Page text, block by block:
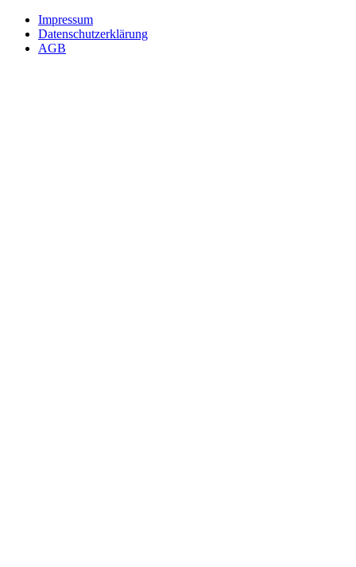
Impressum
Datenschutzerklärung
AGB